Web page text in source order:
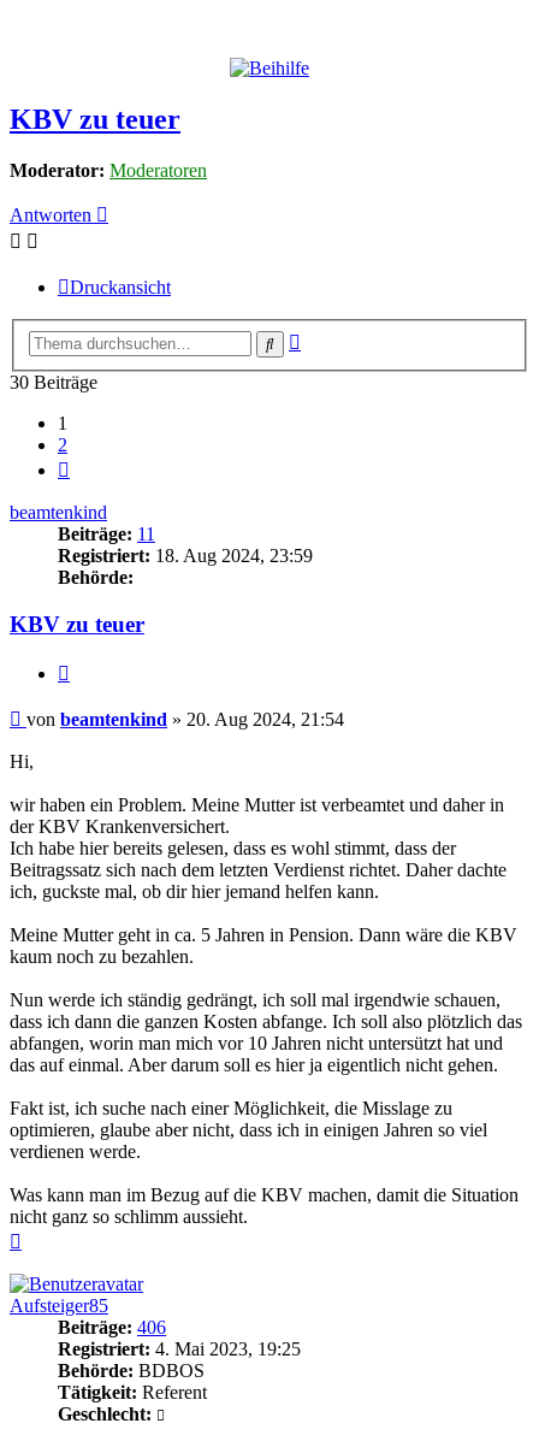
KBV zu teuer
Moderator: Moderatoren
Antworten
Druckansicht
Suche
30 Beiträge
1
2
beamtenkind
Beiträge: 11
Registriert: 18. Aug 2024, 23:59
Behörde:
KBV zu teuer
Beitrag
von beamtenkind » 20. Aug 2024, 21:54
Hi,
wir haben ein Problem. Meine Mutter ist verbeamtet und daher in
der KBV Krankenversichert.
Ich habe hier bereits gelesen, dass es wohl stimmt, dass der
Beitragssatz sich nach dem letzten Verdienst richtet. Daher dachte
ich, guckste mal, ob dir hier jemand helfen kann.
Meine Mutter geht in ca. 5 Jahren in Pension. Dann wäre die KBV
kaum noch zu bezahlen.
Nun werde ich ständig gedrängt, ich soll mal irgendwie schauen,
dass ich dann die ganzen Kosten abfange. Ich soll also plötzlich das
abfangen, worin man mich vor 10 Jahren nicht untersützt hat und
das auf einmal. Aber darum soll es hier ja eigentlich nicht gehen.
Fakt ist, ich suche nach einer Möglichkeit, die Misslage zu
optimieren, glaube aber nicht, dass ich in einigen Jahren so viel
verdienen werde.
Was kann man im Bezug auf die KBV machen, damit die Situation
nicht ganz so schlimm aussieht.
Aufsteiger85
Beiträge: 406
Registriert: 4. Mai 2023, 19:25
Behörde: BDBOS
Tätigkeit: Referent
Geschlecht: